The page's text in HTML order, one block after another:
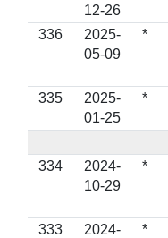
12-26
336
2025-
05-09
*
335
2025-
01-25
*
334
2024-
10-29
*
333
2024-
*